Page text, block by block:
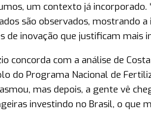
um contexto já incorporado.
são observados, mostrando
de inovação que justificam mais
concorda com a análise de
do Programa Nacional de
mas depois, a gente vê
investindo no Brasil, o que